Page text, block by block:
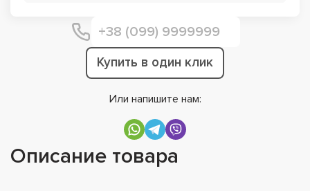
Купить в один клик
Или напишите нам:
Описание товара